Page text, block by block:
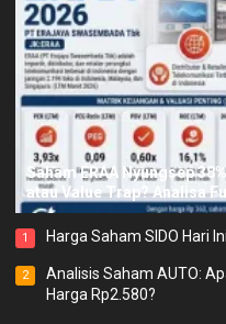
Saham ERAA Nyungsep
atau Value Trap? Analisa
1 Harga Saham SIDO Hari
2
Analisis Saham AUTO:
Harga Rp2.580?